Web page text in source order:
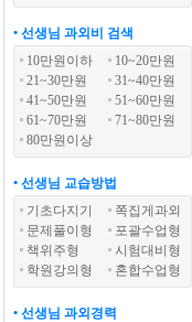
• 선생님 과외비 검색
10만원이하
10~20만원
21~30만원
31~40만원
41~50만원
51~60만원
61~70만원
71~80만원
80만원이상
• 선생님 교습방법
기초다지기
쪽집게과외
문제풀이형
포괄수업형
책위주형
시험대비형
학원강의형
혼합수업형
• 선생님 과외경력